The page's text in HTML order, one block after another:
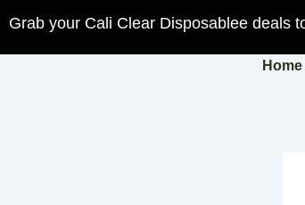
to
content
Grab your Cali Clear Disposablee deals
Home